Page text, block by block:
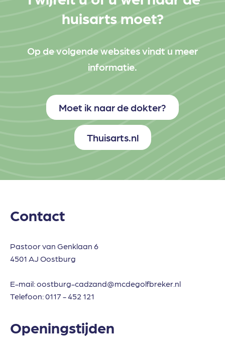
huisarts moet?
Op de volgende websites vindt u meer
informatie.
Moet ik naar de dokter?
Thuisarts.nl
Contact
Pastoor van Genklaan 6
4501 AJ Oostburg
E-mail:oostburg-cadzand@mcdegolfbreker.nl
Telefoon:0117 - 452 121
Openingstijden